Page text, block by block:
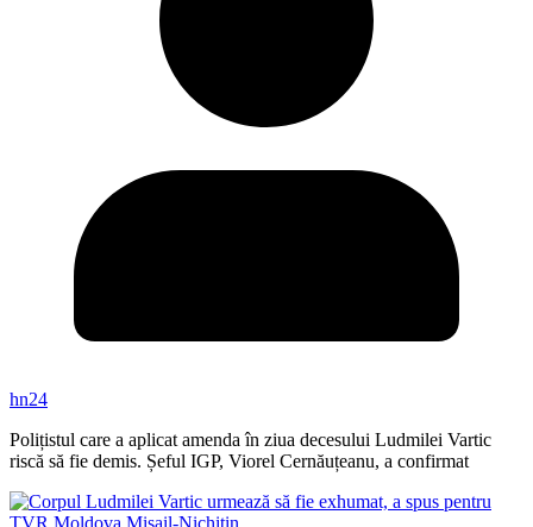
hn24
Polițistul care a aplicat amenda în ziua decesului Ludmilei Vartic
riscă să fie demis. Șeful IGP, Viorel Cernăuțeanu, a confirmat